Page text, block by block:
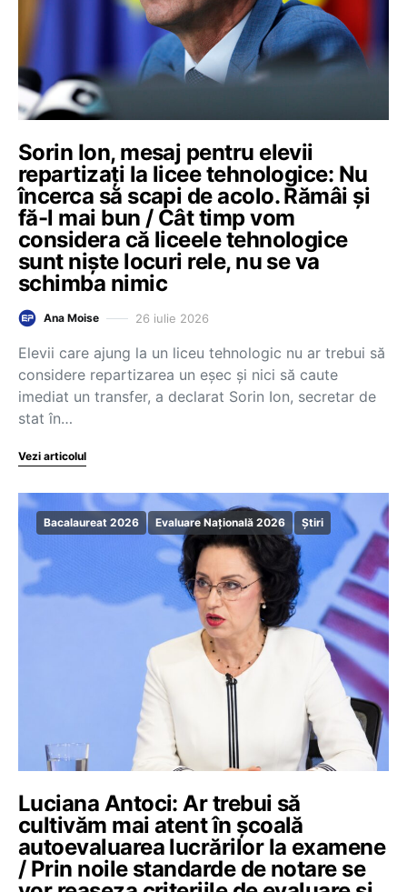
Sorin Ion, mesaj pentru elevii
repartizați la licee tehnologice: Nu
încerca să scapi de acolo. Rămâi și
fă-l mai bun / Cât timp vom
considera că liceele tehnologice
sunt niște locuri rele, nu se va
schimba nimic
Ana Moise 26 iulie 2026
Elevii care ajung la un liceu tehnologic nu ar trebui să
considere repartizarea un eșec și nici să caute
imediat un transfer, a declarat Sorin Ion, secretar de
stat în…
Vezi articolul
Bacalaureat 2026 Evaluare Națională 2026 Știri
Luciana Antoci: Ar trebui să
cultivăm mai atent în școală
autoevaluarea lucrărilor la examene
/ Prin noile standarde de notare se